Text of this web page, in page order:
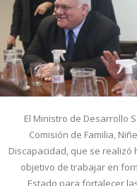
El Ministro de Desarrollo
Comisión de Familia,
Discapacidad, que se realizó
objetivo de trabajar en
Estado para fortalecer